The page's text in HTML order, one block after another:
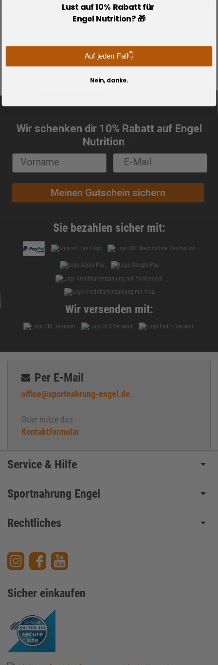
Wir schenken dir 10% Rabatt auf Engel
Nutrition
Meinen Gutschein sichern
Sie bezahlen sicher mit:
Wir versenden mit:
Per E-Mail
office@sportnahrung-engel.de
Oder nutze das
Kontaktformular
Service & Hilfe
Sportnahrung Engel
Rechtliches
Sicher einkaufen
Lust auf 10% Rabatt für
Engel Nutrition? 🎁
Auf jeden Fall👇
Nein, danke.